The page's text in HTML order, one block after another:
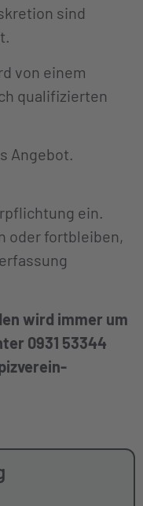
sind
von einem
qualifizierten
Angebot.
ein.
oder fortbleiben,
wird immer um
0931 53344